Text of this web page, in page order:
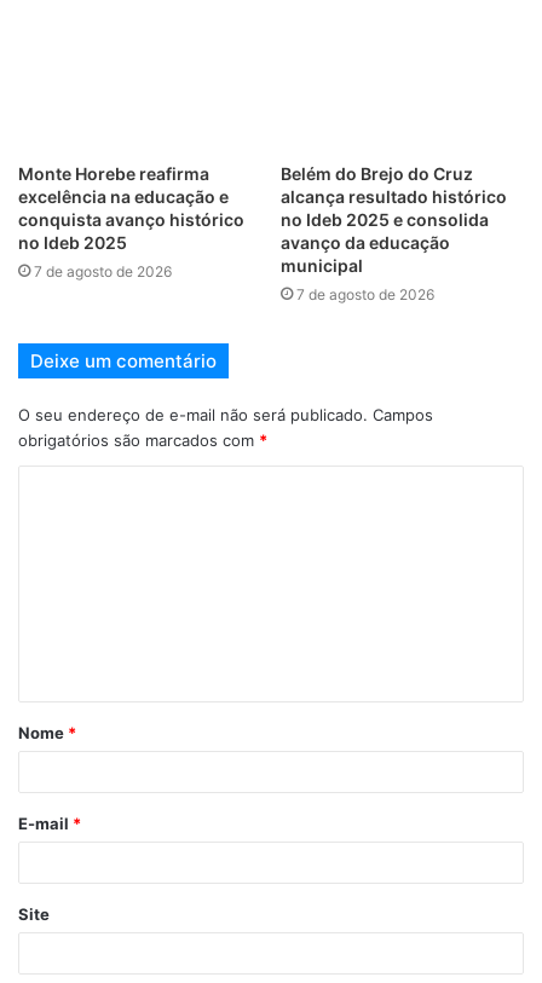
Monte Horebe reafirma
excelência na educação e
conquista avanço histórico
no Ideb 2025
7 de agosto de 2026
Belém do Brejo do Cruz
alcança resultado histórico
no Ideb 2025 e consolida
avanço da educação
municipal
7 de agosto de 2026
Deixe um comentário
O seu endereço de e-mail não será publicado. Campos
obrigatórios são marcados com *
Nome *
E-mail *
Site